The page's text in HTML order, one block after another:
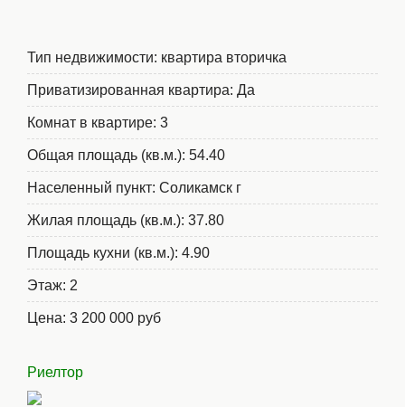
Тип недвижимости: квартира вторичка
Приватизированная квартира: Да
Комнат в квартире: 3
Общая площадь (кв.м.): 54.40
Населенный пункт: Соликамск г
Жилая площадь (кв.м.): 37.80
Площадь кухни (кв.м.): 4.90
Этаж: 2
Цена: 3 200 000 руб
Риелтор